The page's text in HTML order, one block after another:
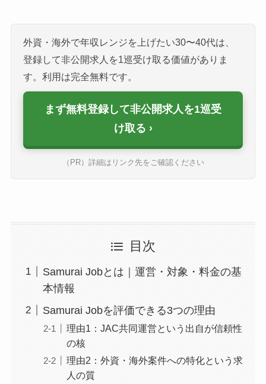
外資・海外で年収レンジを上げたい30〜40代は、
登録して非公開求人を1巡受け取る価値がありま
す。利用は完全無料です。
まず無料登録して非公開求人を1巡受
け取る
（PR）詳細はリンク先をご確認ください
目次
Samurai Jobとは｜運営・対象・料金の基
本情報
Samurai Jobを評価できる3つの理由
理由1：JAC共同運営という出自が信頼性
の核
理由2：外資・海外案件への特化という求
人の質